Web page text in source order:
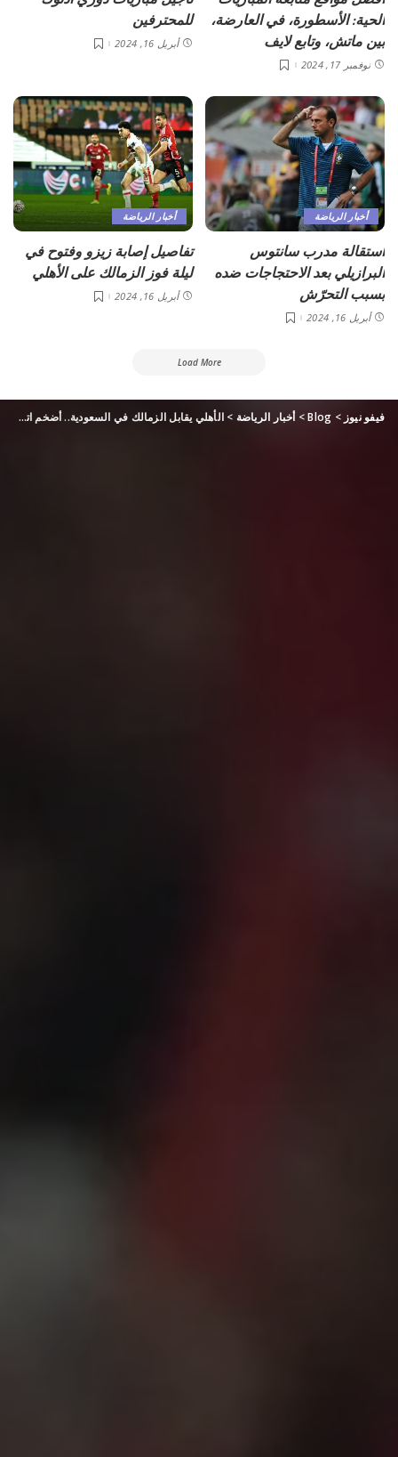
الحية: الأسطورة، في العارضة،
بين ماتش، وتابع لايف
نوفمبر 17, 2024
للمحترفين
أبريل 16, 2024
أخبار الرياضة
استقالة مدرب سانتوس
البرازيلي بعد الاحتجاجات ضده
بسبب التحرّش
أبريل 16, 2024
أخبار الرياضة
تفاصيل إصابة زيزو وفتوح في
ليلة فوز الزمالك على الأهلي
أبريل 16, 2024
Load More
فيفو نيوز >
Blog
>أخبار الرياضة > الأهلي يقابل الزمالك في السعودية.. أضخم اتفاق في تاريخ الكرة المصرية